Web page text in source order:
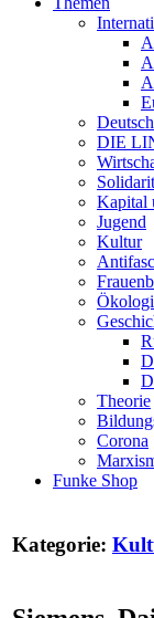
DIE
Kapital
Jugend
Kultur
Theorie
Corona
Funke Shop
Kategorie: